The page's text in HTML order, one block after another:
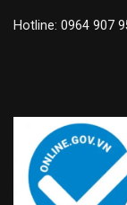
Hotline: 0964 907